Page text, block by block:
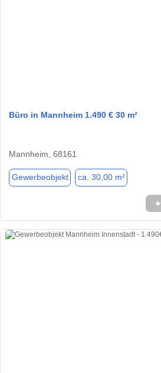
Büro in Mannheim 1.490 € 30 m²
Mannheim, 68161
Gewerbeobjekt ca. 30,00 m²
★